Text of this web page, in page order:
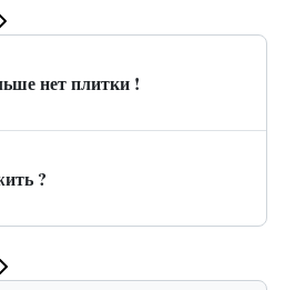
нет плитки !
?